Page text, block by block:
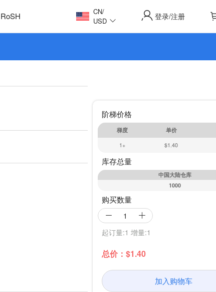
RoSH CN/
USD
登录/注册
阶梯价格
梯度
单价
1+
$1.40
库存总量
中国大陆仓库
1000
购买数量
起订量:1 增量:1
总价：$1.40
加入购物车